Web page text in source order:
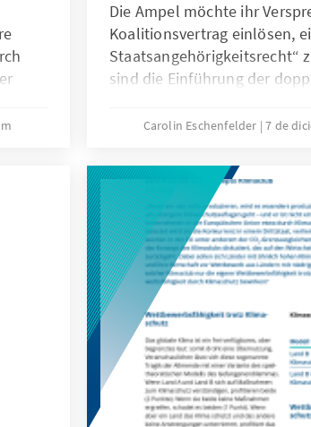
die
Die Ampel möchte ihr
Koalitionsvertrag einlösen,
Staatsangehörigkeitsrecht“
sind die Einführung der
Einbürgerung zu
besonderer
Jahren. Die
um die es im Folgenden
ein Teil der geplanten
Migration/Integration und
Einwanderung zu trennen.
Carolin Eschenfelder 7 de